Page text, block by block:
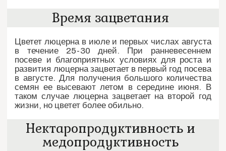
Время зацветания
Цветет люцерна в июле и первых числах августа
в течение 25-30 дней. При ранневесеннем
посеве и благоприятных условиях для роста и
развития люцерна зацветает в первый год посева
в августе. Для получения большого количества
семян ее высевают летом в середине июня. В
таком случае люцерна зацветает на второй год
жизни, но цветет более обильно.
Нектаропродуктивность и
медопродуктивность